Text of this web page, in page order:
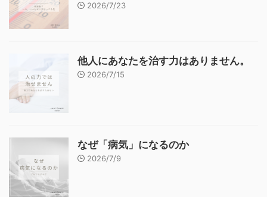
2026/7/23
他人にあなたを治す力はありません。
2026/7/15
なぜ「病気」になるのか
2026/7/9